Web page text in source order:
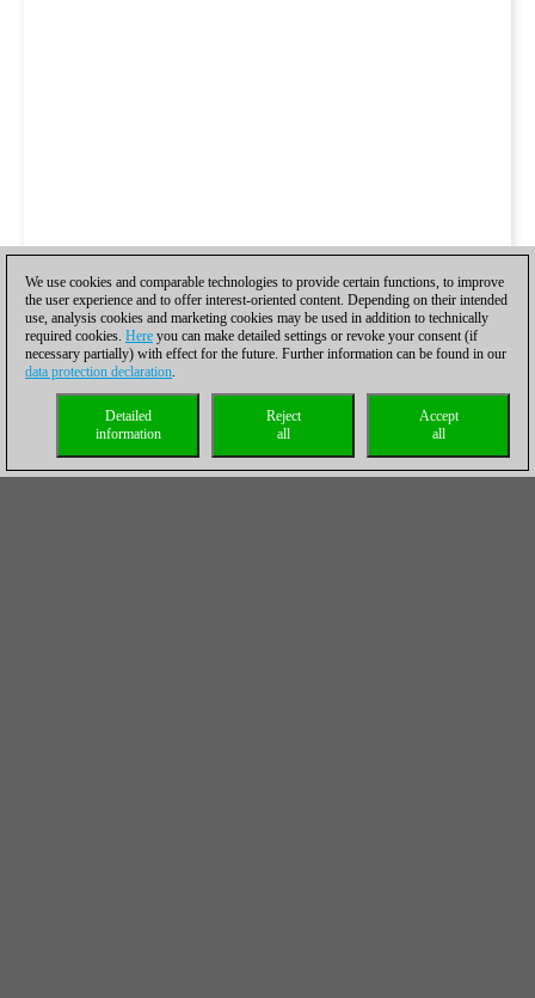
We use cookies and comparable technologies to provide certain functions, to improve
the user experience and to offer interest-oriented content. Depending on their intended
use, analysis cookies and marketing cookies may be used in addition to technically
required cookies. Here you can make detailed settings or revoke your consent (if
necessary partially) with effect for the future. Further information can be found in our
data protection declaration.
Accept
all
Reject
all
Detailed
information